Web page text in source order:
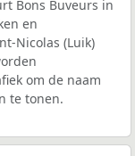
Bons Buveurs in
en
Nicolas (Luik)
om de naam
te tonen.